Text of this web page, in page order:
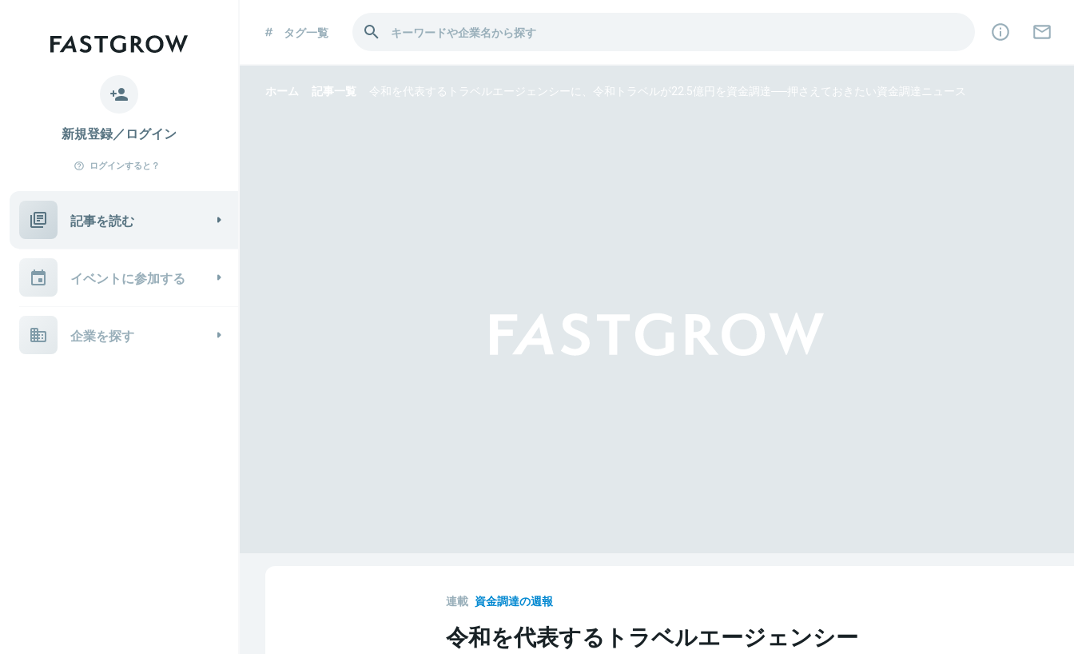
新規登録／ログイン
ログインすると？
記事を読む
イベントに参加する
企業を探す
タグ一覧
ホーム 記事一覧 令和を代表するトラベルエージェンシーに、令和トラベルが22.5億円を資金調達──押さえておきたい資金調達ニュース
連載 資金調達の週報
令和を代表するトラベルエージェンシー